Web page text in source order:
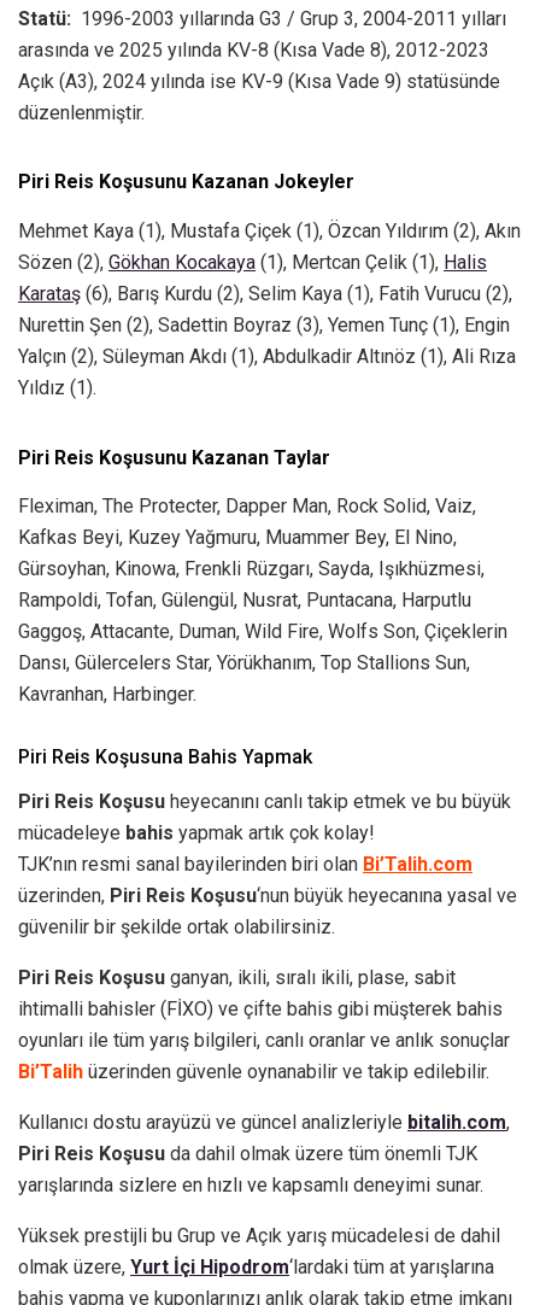
Statü: 1996-2003 yıllarında G3 / Grup 3, 2004-2011 yılları
arasında ve 2025 yılında KV-8 (Kısa Vade 8), 2012-2023
Açık (A3), 2024 yılında ise KV-9 (Kısa Vade 9) statüsünde
düzenlenmiştir.
Piri Reis Koşusunu Kazanan Jokeyler
Mehmet Kaya (1), Mustafa Çiçek (1), Özcan Yıldırım (2), Akın
Sözen (2), Gökhan Kocakaya (1), Mertcan Çelik (1), Halis
Karataş (6), Barış Kurdu (2), Selim Kaya (1), Fatih Vurucu (2),
Nurettin Şen (2), Sadettin Boyraz (3), Yemen Tunç (1), Engin
Yalçın (2), Süleyman Akdı (1), Abdulkadir Altınöz (1), Ali Rıza
Yıldız (1).
Piri Reis Koşusunu Kazanan Taylar
Fleximan, The Protecter, Dapper Man, Rock Solid, Vaiz,
Kafkas Beyi, Kuzey Yağmuru, Muammer Bey, El Nino,
Gürsoyhan, Kinowa, Frenkli Rüzgarı, Sayda, Işıkhüzmesi,
Rampoldi, Tofan, Gülengül, Nusrat, Puntacana, Harputlu
Gaggoş, Attacante, Duman, Wild Fire, Wolfs Son, Çiçeklerin
Dansı, Gülercelers Star, Yörükhanım, Top Stallions Sun,
Kavranhan, Harbinger.
Piri Reis Koşusuna Bahis Yapmak
Piri Reis Koşusu heyecanını canlı takip etmek ve bu büyük
mücadeleye bahis yapmak artık çok kolay!
TJK’nın resmi sanal bayilerinden biri olan Bi’Talih.com
üzerinden, Piri Reis Koşusu‘nun büyük heyecanına yasal ve
güvenilir bir şekilde ortak olabilirsiniz.
Piri Reis Koşusu ganyan, ikili, sıralı ikili, plase, sabit
ihtimalli bahisler (FİXO) ve çifte bahis gibi müşterek bahis
oyunları ile tüm yarış bilgileri, canlı oranlar ve anlık sonuçlar
Bi’Talih üzerinden güvenle oynanabilir ve takip edilebilir.
Kullanıcı dostu arayüzü ve güncel analizleriyle bitalih.com,
Piri Reis Koşusu da dahil olmak üzere tüm önemli TJK
yarışlarında sizlere en hızlı ve kapsamlı deneyimi sunar.
Yüksek prestijli bu Grup ve Açık yarış mücadelesi de dahil
olmak üzere, Yurt İçi Hipodrom‘lardaki tüm at yarışlarına
bahis yapma ve kuponlarınızı anlık olarak takip etme imkanı